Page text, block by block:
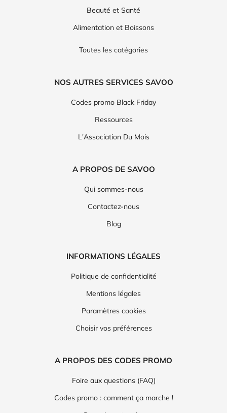
Beauté et Santé
Alimentation et Boissons
Toutes les catégories
NOS AUTRES SERVICES SAVOO
Codes promo Black Friday
Ressources
L'Association Du Mois
A PROPOS DE SAVOO
Qui sommes-nous
Contactez-nous
Blog
INFORMATIONS LÉGALES
Politique de confidentialité
Mentions légales
Paramètres cookies
Choisir vos préférences
A PROPOS DES CODES PROMO
Foire aux questions (FAQ)
Codes promo : comment ça marche !